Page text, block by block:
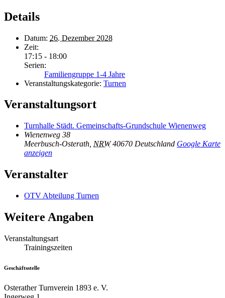
Details
Datum: 26. Dezember 2028
Zeit:
17:15 - 18:00
Serien:
Familiengruppe 1-4 Jahre
Veranstaltungskategorie: Turnen
Veranstaltungsort
Turnhalle Städt. Gemeinschafts-Grundschule Wienenweg
Wienenweg 38
Meerbusch-Osterath NRW 40670 Deutschland Google Karte
anzeigen
Veranstalter
OTV Abteilung Turnen
Weitere Angaben
Veranstaltungsart
Trainingszeiten
Geschäftsstelle
Osterather Turnverein 1893 e. V.